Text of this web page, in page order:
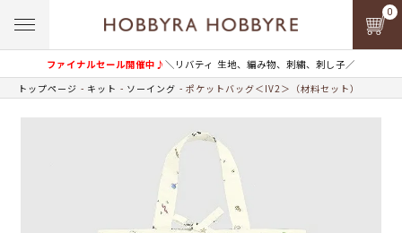
ファイナルセール開催中♪＼リバティ 生地、編み物、刺繍、刺し子／
0
トップページ キット ソーイング ポケットバッグ＜IV2＞（材料セット）